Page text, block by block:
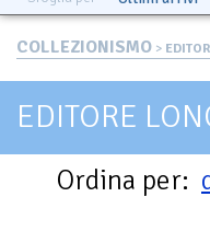
COLLEZIONISMO >
EDITORE
Ordina per: